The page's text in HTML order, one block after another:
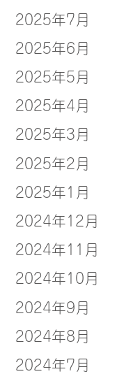
2025年7月
2025年6月
2025年5月
2025年4月
2025年3月
2025年2月
2025年1月
2024年12月
2024年11月
2024年10月
2024年9月
2024年8月
2024年7月